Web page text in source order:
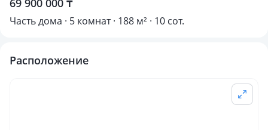
69 900 000 ₸
Часть дома · 5 комнат · 188 м² · 10 сот.
Расположение